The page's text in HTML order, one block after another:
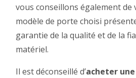
vous conseillons également de
modèle de porte choisi
garantie de la qualité et de la
matériel.
Il est déconseillé d’acheter